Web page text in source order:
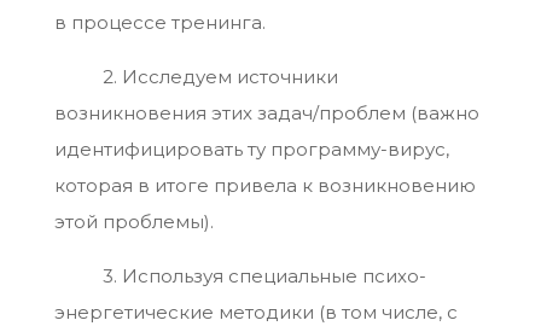
в процессе тренинга.
2. Исследуем источники
возникновения этих задач/проблем (важно
идентифицировать ту программу-вирус,
которая в итоге привела к возникновению
этой проблемы).
3. Используя специальные психо-
энергетические методики (в том числе, с